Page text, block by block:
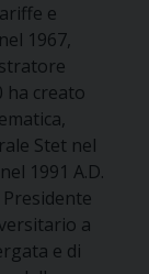
e
1967,
ha creato
Stet nel
1991 A.D.
Presidente
a
e di